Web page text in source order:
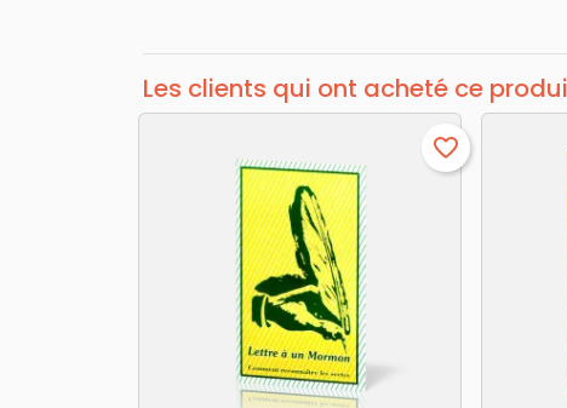
Les clients qui ont acheté ce
favorite_border